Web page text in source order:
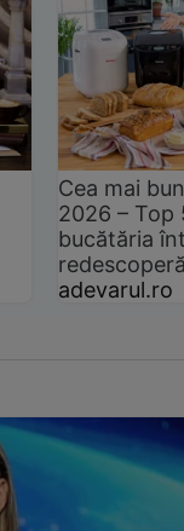
Cea mai
2026 –
bucătăria
adevarul.ro